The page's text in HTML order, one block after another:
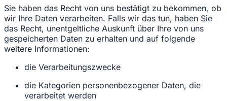
Sie haben das Recht von uns bestätigt zu bekommen, ob
wir Ihre Daten verarbeiten. Falls wir das tun, haben Sie
das Recht, unentgeltliche Auskunft über Ihre von uns
gespeicherten Daten zu erhalten und auf folgende
weitere Informationen:
die Verarbeitungszwecke
die Kategorien personenbezogener Daten, die
verarbeitet werden